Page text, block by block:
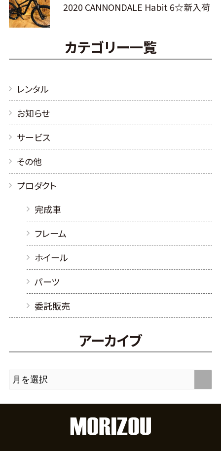
2020 CANNONDALE Habit 6☆新入荷
カテゴリー一覧
レンタル
お知らせ
サービス
その他
プロダクト
完成車
フレーム
ホイール
パーツ
委託販売
アーカイブ